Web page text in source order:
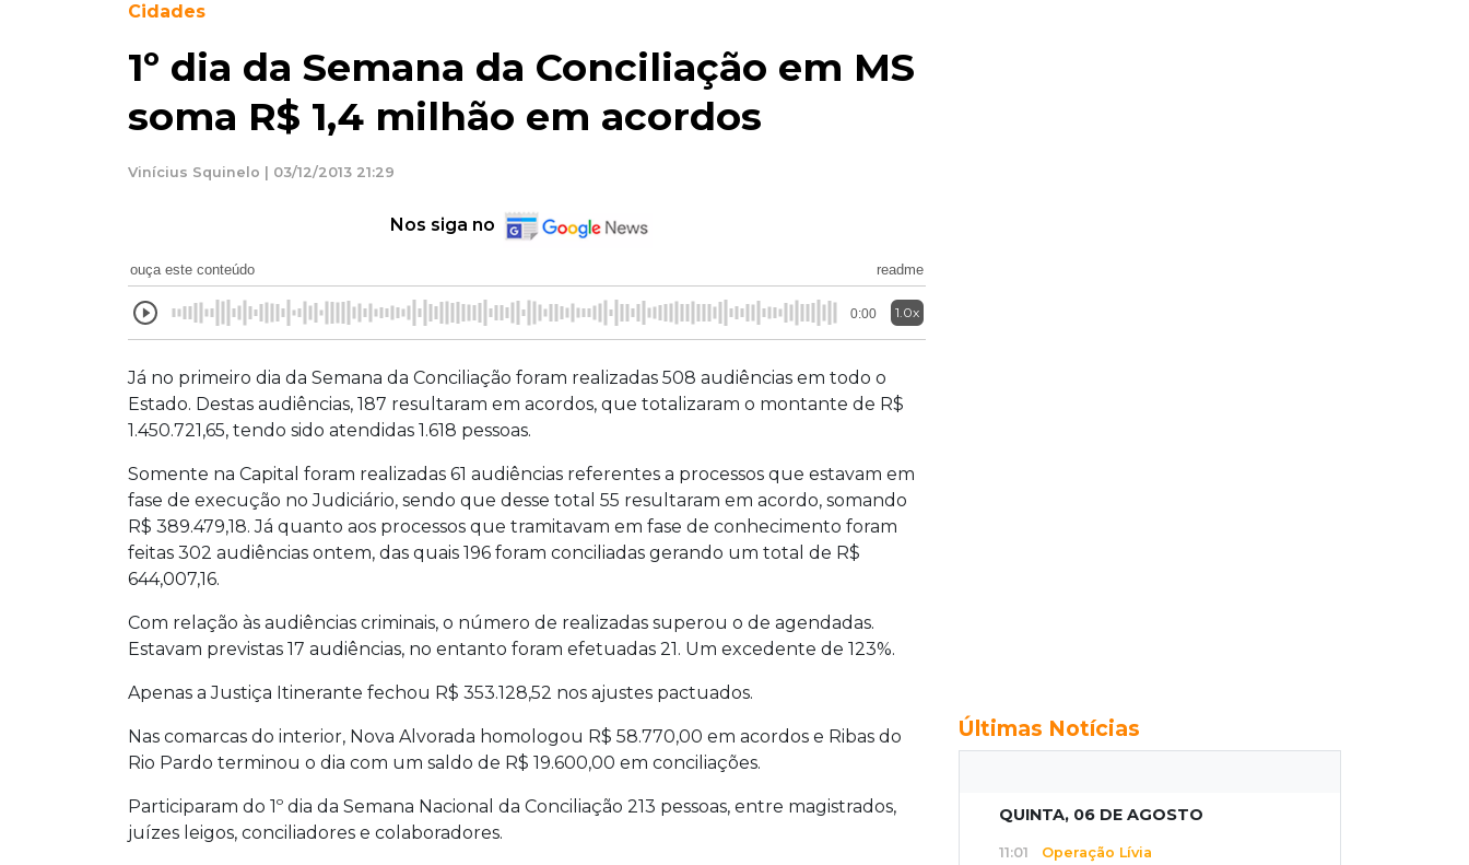
Cidades
1º dia da Semana da Conciliação em MS
soma R$ 1,4 milhão em acordos
Vinícius Squinelo | 03/12/2013 21:29
Nos siga no
ouça este conteúdo readme
0:00 1.0x
Já no primeiro dia da Semana da Conciliação foram realizadas 508 audiências em todo o
Estado. Destas audiências, 187 resultaram em acordos, que totalizaram o montante de R$
1.450.721,65, tendo sido atendidas 1.618 pessoas.
Somente na Capital foram realizadas 61 audiências referentes a processos que estavam em
fase de execução no Judiciário, sendo que desse total 55 resultaram em acordo, somando
R$ 389.479,18. Já quanto aos processos que tramitavam em fase de conhecimento foram
feitas 302 audiências ontem, das quais 196 foram conciliadas gerando um total de R$
644,007,16.
Com relação às audiências criminais, o número de realizadas superou o de agendadas.
Estavam previstas 17 audiências, no entanto foram efetuadas 21. Um excedente de 123%.
Apenas a Justiça Itinerante fechou R$ 353.128,52 nos ajustes pactuados.
Nas comarcas do interior, Nova Alvorada homologou R$ 58.770,00 em acordos e Ribas do
Rio Pardo terminou o dia com um saldo de R$ 19.600,00 em conciliações.
Participaram do 1º dia da Semana Nacional da Conciliação 213 pessoas, entre magistrados,
juízes leigos, conciliadores e colaboradores.
Últimas Notícias
QUINTA, 06 DE AGOSTO
11:01 Operação Lívia